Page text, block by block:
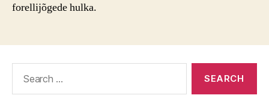
forellijõgede hulka.